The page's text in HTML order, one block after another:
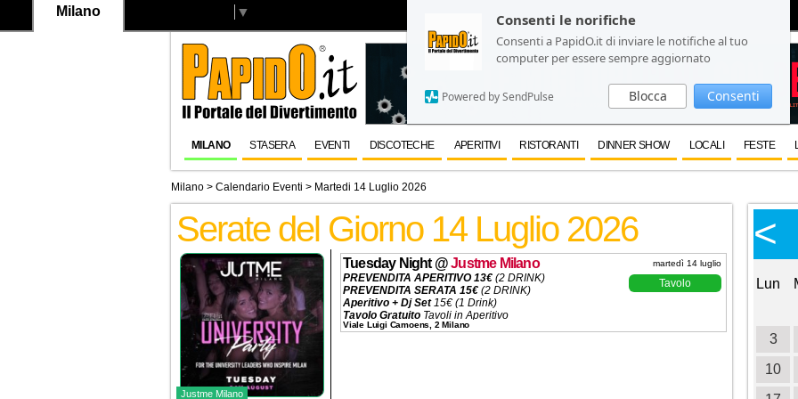
Consenti le norifiche
Consenti a PapidO.it di inviare le notifiche al tuo
computer per essere sempre aggiornato
Blocca Consenti
Powered by SendPulse
Consenti le norifiche
Consenti a PapidO.it di inviare le notifiche al tuo
computer per essere sempre aggiornato
Blocca Consenti
Powered by SendPulse
Milano ▼
MILANO STASERA EVENTI DISCOTECHE APERITIVI RISTORANTI DINNER SHOW LOCALI FESTE
Milano > Calendario Eventi > Martedi 14 Luglio 2026
Serate del Giorno 14 Luglio 2026
Justme Milano
martedì 14 luglio
Tuesday Night@Justme Milano
PREVENDITA APERITIVO 13€ (2 DRINK)
PREVENDITA SERATA 15€ (2 DRINK)
Aperitivo + Dj Set15€ (1 Drink)
Tavolo Gratuito Tavoli in Aperitivo
Cena + Dj SetMenù alla Carta
Tavolo
Viale Luigi Camoens, 2 Milano
<
Calendario Eventi
Ottobre 2026
Lun Mar Ven Sab
Dom
<
Lun
3
10